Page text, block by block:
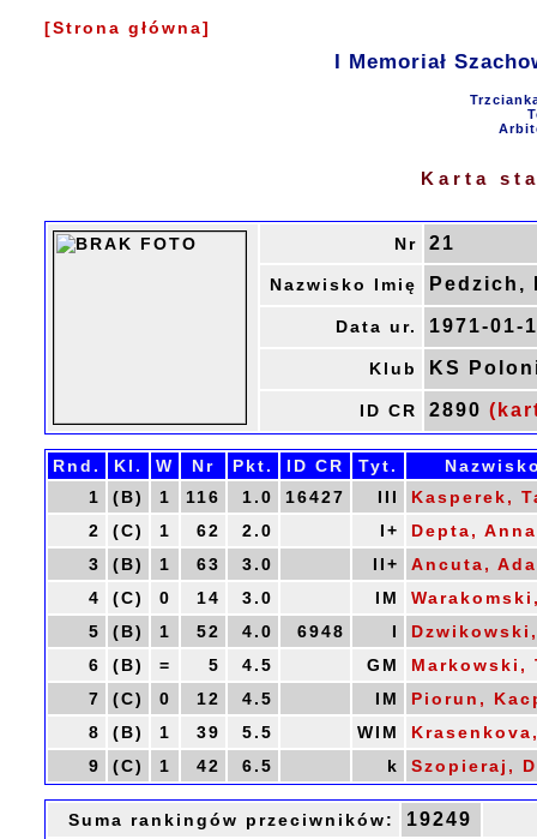
[Strona główna]
I Memoriał
Karta
Nr 21
Nazwisko Imię Pedzich,
Data ur. 1971-01-
Klub KS
ID CR 2890
Rnd. Kl. W Nr Pkt. ID CR Tyt.
1
(B) 1 116 1.0 16427 III
Kasperek,
2
(C) 1 62 2.0 I+
Depta, Anna
3
(B) 1 63 3.0 II+
Ancuta,
4
(C) 0 14 3.0 IM
5
(B) 1 52 4.0 6948 I
6
(B) = 5 4.5 GM
Markowski,
7
(C) 0 12 4.5 IM
Piorun,
8
(B) 1 39 5.5 WIM
9
(C) 1 42 6.5 k Szopieraj,
Suma rankingów przeciwników: 19249